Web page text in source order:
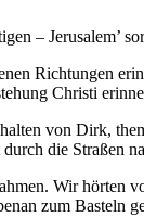
– Jerusalem’
Richtungen
Christi
von Dirk,
die Straßen
Wir hörten
zum Basteln